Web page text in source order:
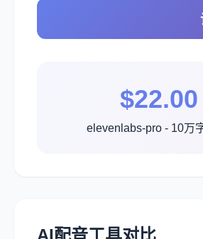
$22.00
elevenlabs-pro - 10万
AI配音工具对比